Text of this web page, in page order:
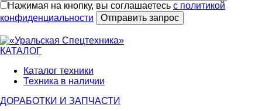
Нажимая на кнопку, вы соглашаетесь с политикой
конфиденциальности
КАТАЛОГ
Каталог техники
Техника в наличии
ДОРАБОТКИ И ЗАПЧАСТИ